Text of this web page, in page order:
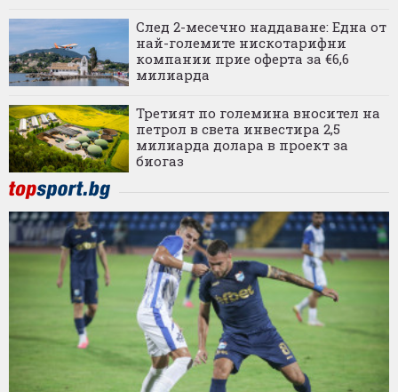
След 2-месечно наддаване: Една от
най-големите нискотарифни
компании прие оферта за €6,6
милиарда
Третият по големина вносител на
петрол в света инвестира 2,5
милиарда долара в проект за
биогаз